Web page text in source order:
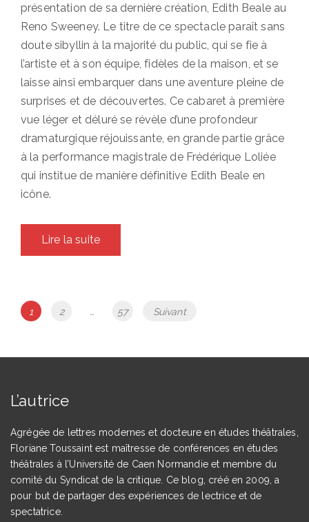
présentation de sa dernière création, Edith Beale au
Reno Sweeney. Le titre de ce spectacle paraît sans
doute sibyllin à la majorité du public, qui se fie à
l’artiste et à son équipe, fidèles de la maison, et se
laisse ainsi embarquer dans une aventure pleine de
surprises et de découvertes. Ce cabaret à première
vue léger et déluré se révèle d’une profondeur
dramaturgique réjouissante, en grande partie grâce
à la performance magistrale de Frédérique Loliée
qui institue de manière définitive Edith Beale en
icône.
Lire la suite
Navigation
articles
Page
1 Page
2 … Page
57 Suivant
L’autrice
Agrégée de lettres modernes et docteure en études théâtrales,
Floriane Toussaint est maîtresse de conférences en études
théâtrales à l’Université de Caen Normandie et membre du
comité du Syndicat de la critique. Ce blog, créé en 2009, a
pour but de partager des expériences de lectrice et de
spectatrice.